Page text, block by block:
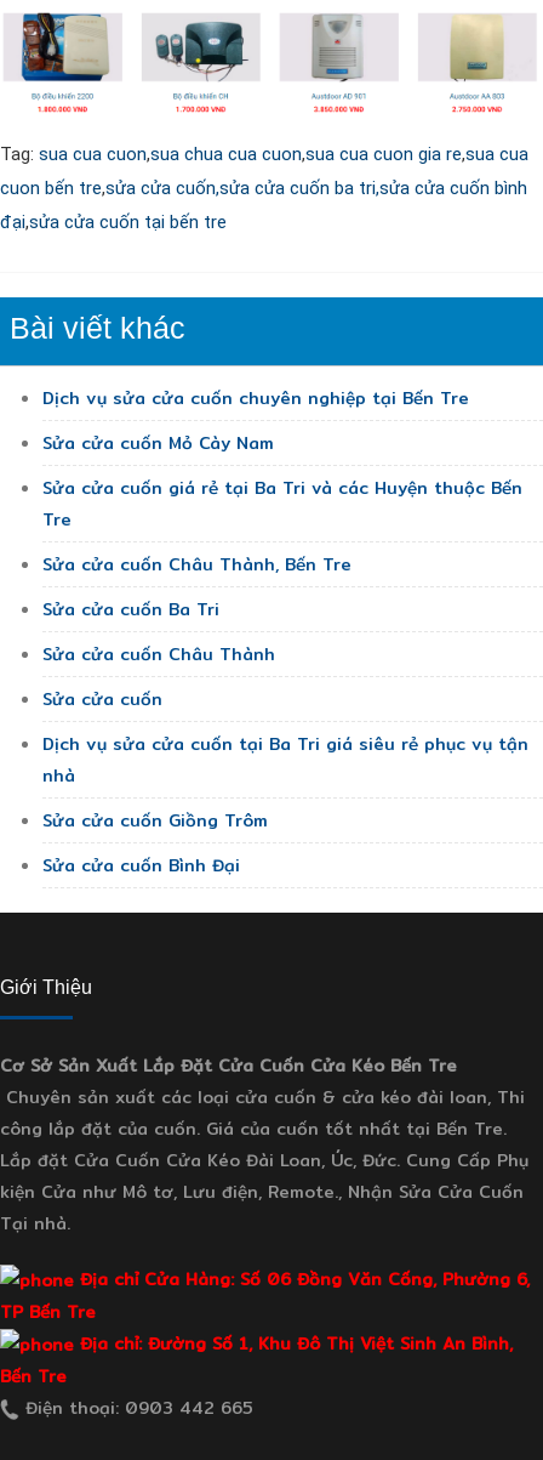
Tag: sua cua cuon,sua chua cua cuon,sua cua cuon gia re,sua cua
cuon bến tre,sửa cửa cuốn,sửa cửa cuốn ba tri,sửa cửa cuốn bình
đại,sửa cửa cuốn tại bến tre
Bài viết khác
Dịch vụ sửa cửa cuốn chuyên nghiệp tại Bến Tre
Sửa cửa cuốn Mỏ Cày Nam
Sửa cửa cuốn giá rẻ tại Ba Tri và các Huyện thuộc Bến
Tre
Sửa cửa cuốn Châu Thành, Bến Tre
Sửa cửa cuốn Ba Tri
Sửa cửa cuốn Châu Thành
Sửa cửa cuốn
Dịch vụ sửa cửa cuốn tại Ba Tri giá siêu rẻ phục vụ tận
nhà
Sửa cửa cuốn Giồng Trôm
Sửa cửa cuốn Bình Đại
Giới Thiệu
Cơ Sở Sản Xuất Lắp Đặt Cửa Cuốn Cửa Kéo Bến Tre
Chuyên sản xuất các loại cửa cuốn & cửa kéo đài loan, Thi
công lắp đặt của cuốn. Giá của cuốn tốt nhất tại Bến Tre.
Lắp đặt Cửa Cuốn Cửa Kéo Đài Loan, Úc, Đức. Cung Cấp Phụ
kiện Cửa như Mô tơ, Lưu điện, Remote., Nhận Sửa Cửa Cuốn
Tại nhà.
Địa chỉ Cửa Hàng: Số 06 Đồng Văn Cống, Phường 6,
TP Bến Tre
Địa chỉ: Đường Số 1, Khu Đô Thị Việt Sinh An Bình,
Bến Tre
Điện thoại: 0903 442 665